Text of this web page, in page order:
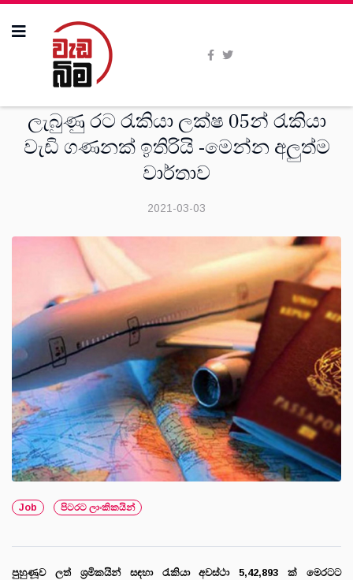
ලැබුණු රට රැකියා ලක්ෂ 05න් රැකියා
වැඩි ගණනක් ඉතිරියි -මෙන්න අලුත්ම
වාර්තාව
2021-03-03
Job පිටරට ලාංකිකයින්
පුහුණූව ලත් ශ්‍රමිකයින් සඳහා රැකියා අවස්ථා 5,42,893 ක් මෙරටට